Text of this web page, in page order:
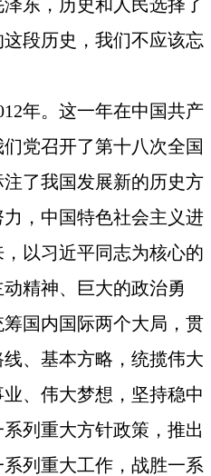
东，历史和人民选择了
段历史，我们不应该忘
年。这一年在中国共产
党召开了第十八次全国
了我国发展新的历史方
，中国特色社会主义进
以习近平同志为核心的
精神、巨大的政治勇
国内国际两个大局，贯
、基本方略，统揽伟大
、伟大梦想，坚持稳中
列重大方针政策，推出
列重大工作，战胜一系